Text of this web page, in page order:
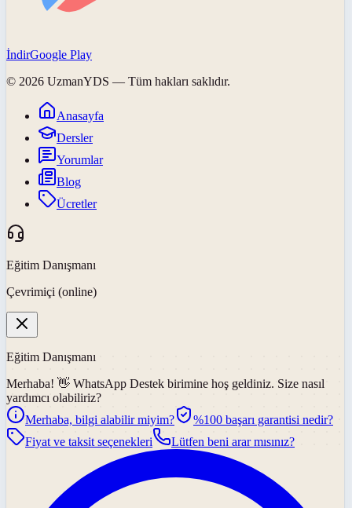
İndirGoogle Play
© 2026 UzmanYDS — Tüm hakları saklıdır.
Anasayfa
Dersler
Yorumlar
Blog
Ücretler
Eğitim Danışmanı
Çevrimiçi (online)
Eğitim Danışmanı
Merhaba! 👋 WhatsApp Destek birimine hoş geldiniz. Size nasıl
yardımcı olabiliriz?
Merhaba, bilgi alabilir miyim?
%100 başarı garantisi nedir?
Fiyat ve taksit seçenekleri
Lütfen beni arar mısınız?